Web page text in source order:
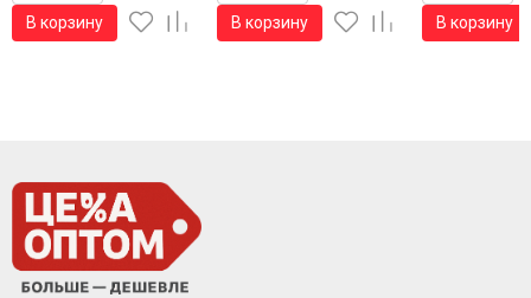
В корзину В корзину В корзину